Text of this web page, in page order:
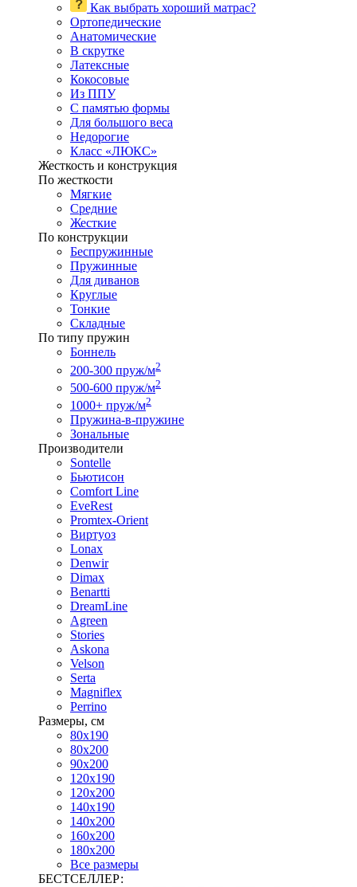
Как выбрать хороший матрас?
Ортопедические
Анатомические
В скрутке
Латексные
Кокосовые
Из ППУ
С памятью формы
Для большого веса
Недорогие
Класс «ЛЮКС»
Жесткость и конструкция
По жесткости
Мягкие
Средние
Жесткие
По конструкции
Беспружинные
Пружинные
Для диванов
Круглые
Тонкие
Складные
По типу пружин
Боннель
200-300 пруж/м2
500-600 пруж/м2
1000+ пруж/м2
Пружина-в-пружине
Зональные
Производители
Sontelle
Бьютисон
Comfort Line
EveRest
Promtex-Orient
Виртуоз
Lonax
Denwir
Dimax
Benartti
DreamLine
Agreen
Stories
Askona
Velson
Serta
Magniflex
Perrino
Размеры, см
80х190
80х200
90х200
120х190
120х200
140х190
140х200
160х200
180х200
Все размеры
БЕСТСЕЛЛЕР: